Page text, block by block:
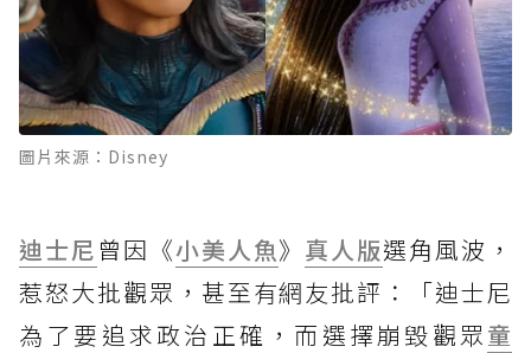
圖片來源：Disney
迪士尼 曾因《小美人魚》 真人版選角風波，
惹怒大批觀眾，甚至有網友批評：「迪士尼
為了要追求政治正確，而選擇崩毀觀眾 童